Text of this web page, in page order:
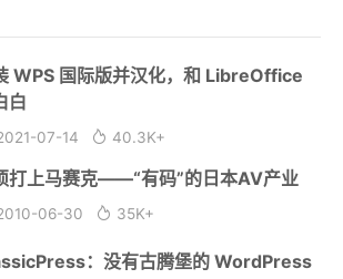
WPS 国际版并汉化，和 LibreOffice
白
07-14 40.3K+
打上马赛克——“有码”的日本AV产业
06-30 35K+
：没有古腾堡的 WordPress